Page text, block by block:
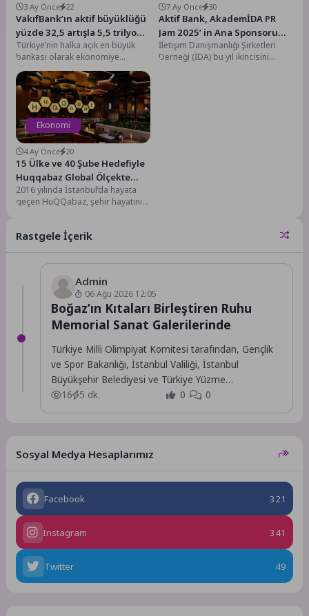
3 Ay Önce 22
VakıfBank’ın aktif büyüklüğü
yüzde 32,5 artışla 5,5 trilyon
TL’nin üzerine çıktı
Türkiye’nin halka açık en büyük
bankası olarak ekonomiye
kesintisiz destek sunan VakıfBank,
2026 yılı birinci...
7 Ay Önce 30
Aktif Bank, AkademİDA PR
Jam 2025’ in Ana Sponsoru
Oldu
İletişim Danışmanlığı Şirketleri
Derneği (İDA) bu yıl ikincisini
Ekonomi
4 Ay Önce 20
15 Ülke ve 40 Şube Hedefiyle
Huqqabaz Global Ölçekte
Büyümeye Devam Ediyor
2016 yılında İstanbul’da hayata
geçen HuQQabaz, şehir hayatının
Rastgele İçerik
Admin
06 Ağu 2026 12:05
Boğaz’ın Kıtaları Birleştiren Ruhu
Memorial Sanat Galerilerinde
Türkiye Milli Olimpiyat Komitesi tarafından, Gençlik
ve Spor Bakanlığı, İstanbul Valiliği, İstanbul
Büyükşehir Belediyesi ve Türkiye Yüzme
Federasyonu destekleriyle ve...
16 5 dk. 0 0
Sosyal Medya Hesaplarımız
Facebook 321
Instagram 341
Twitter 49